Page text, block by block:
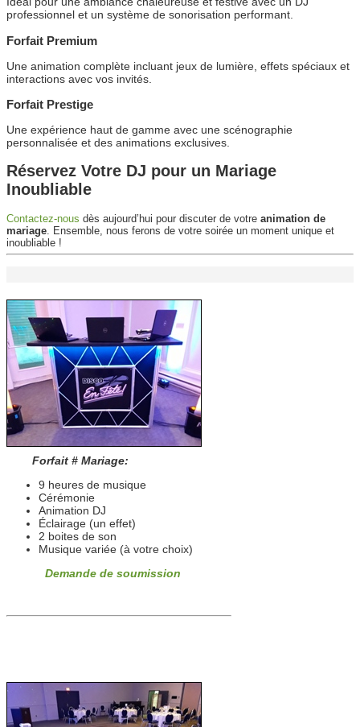
professionnel et un système de sonorisation performant.
Forfait Premium
Une animation complète incluant jeux de lumière, effets spéciaux et
interactions avec vos invités.
Forfait Prestige
Une expérience haut de gamme avec une scénographie
personnalisée et des animations exclusives.
Réservez Votre DJ pour un Mariage
Inoubliable
Contactez-nous dès aujourd’hui pour discuter de votre animation de
mariage . Ensemble, nous ferons de votre soirée un moment unique et
inoubliable !
Forfait # Mariage:
9 heures de musique
Cérémonie
Animation DJ
Éclairage (un effet)
2 boites de son
Musique variée (à votre choix)
Demande de soumission